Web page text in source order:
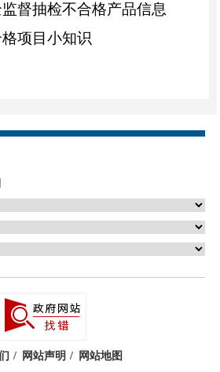
监督抽检不合格产品信息
项目小知识
：主动公开）
全
监督抽检合格信息
肉制品包括熏煮香肠火腿
食糖；乳制品包括液体
网站声明 网站地图